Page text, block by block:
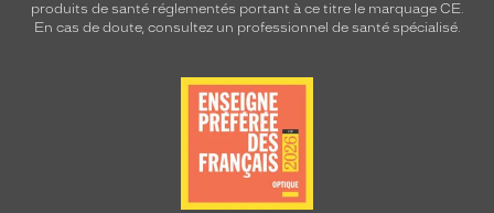
produits de santé réglementés portant à ce titre le marquage CE.
En cas de doute, consultez un professionnel de santé spécialisé.